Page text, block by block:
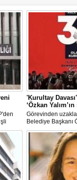
kez
'Kurultay
‘Özkan
Görevinden
Belediye Başkanı
son ek ifade